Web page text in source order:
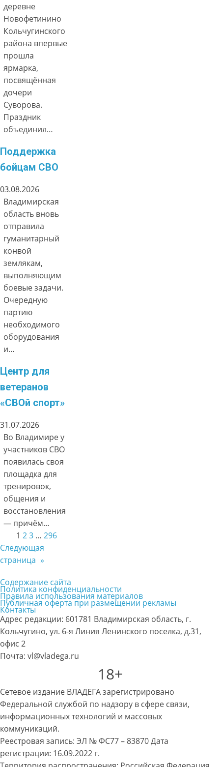
деревне
Новофетинино
Кольчугинского
района впервые
прошла
ярмарка,
посвящённая
дочери
Суворова.
Праздник
объединил…
Поддержка
бойцам СВО
03.08.2026
Владимирская
область вновь
отправила
гуманитарный
конвой
землякам,
выполняющим
боевые задачи.
Очередную
партию
необходимого
оборудования
и…
Центр для
ветеранов
«СВОй спорт»
31.07.2026
Во Владимире у
участников СВО
появилась своя
площадка для
тренировок,
общения и
восстановления
— причём…
1 23 … 296
Следующая
страница »
Содержание сайта
Политика конфиденциальности
Правила использования материалов
Публичная оферта при размещении рекламы
Контакты
Адрес редакции: 601781 Владимирская область, г.
Кольчугино, ул. 6-я Линия Ленинского поселка, д.31,
офис 2
Почта: vl@vladega.ru
18+
Сетевое издание ВЛАДЕГА зарегистрировано
Федеральной службой по надзору в сфере связи,
информационных технологий и массовых
коммуникаций.
Реестровая запись: ЭЛ № ФС77 – 83870 Дата
регистрации: 16.09.2022 г.